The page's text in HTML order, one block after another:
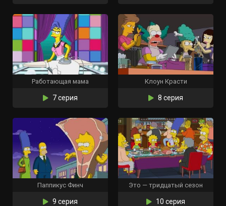
Работающая мама
7 серия
Клоун Красти
8 серия
Паппикус Финч
9 серия
Это — тридцатый сезон
10 серия